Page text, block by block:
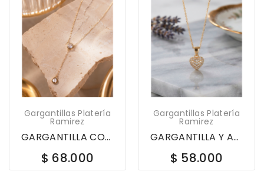
Gargantillas Platería
Ramirez
GARGANTILLA CORBATIN CHATONES EN BRONCE CON...
$ 68.000
Gargantillas Platería
Ramirez
GARGANTILLA Y ARETES CORAZON EN BRONCE 623732
$ 58.000